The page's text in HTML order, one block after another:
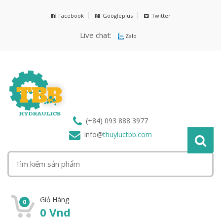
Facebook Googleplus Twitter
Live chat: Zalo
(+84) 093 888 3977
info@thuyluctbb.com
0 Giỏ Hàng
0 Vnd